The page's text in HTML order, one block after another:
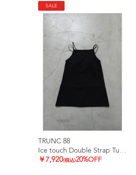
SALE
TRUNC 88
Ice touch Double Strap Tunic
￥7,920(税込)20%OFF